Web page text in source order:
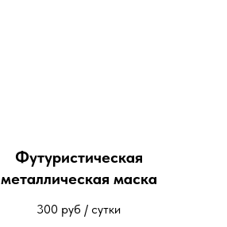
Футуристическая
металлическая маска
300 руб / сутки